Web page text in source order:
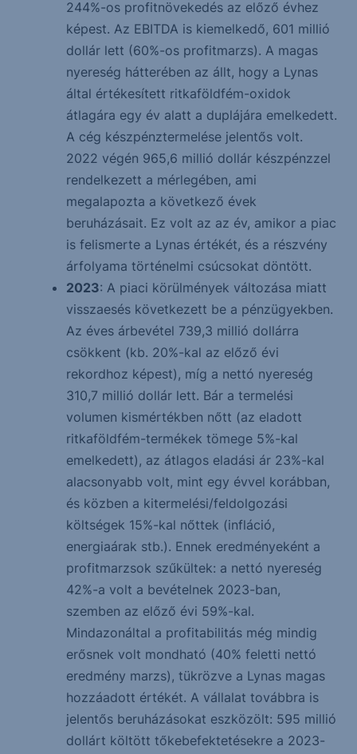
244%-os profitnövekedés az előző évhez
képest. Az EBITDA is kiemelkedő, 601 millió
dollár lett (60%-os profitmarzs). A magas
nyereség hátterében az állt, hogy a Lynas
által értékesített ritkaföldfém-oxidok
átlagára egy év alatt a duplájára emelkedett.
A cég készpénztermelése jelentős volt.
2022 végén 965,6 millió dollár készpénzzel
rendelkezett a mérlegében, ami
megalapozta a következő évek
beruházásait. Ez volt az az év, amikor a piac
is felismerte a Lynas értékét, és a részvény
árfolyama történelmi csúcsokat döntött.
2023: A piaci körülmények változása miatt
visszaesés következett be a pénzügyekben.
Az éves árbevétel 739,3 millió dollárra
csökkent (kb. 20%-kal az előző évi
rekordhoz képest), míg a nettó nyereség
310,7 millió dollár lett. Bár a termelési
volumen kismértékben nőtt (az eladott
ritkaföldfém-termékek tömege 5%-kal
emelkedett), az átlagos eladási ár 23%-kal
alacsonyabb volt, mint egy évvel korábban,
és közben a kitermelési/feldolgozási
költségek 15%-kal nőttek (infláció,
energiaárak stb.). Ennek eredményeként a
profitmarzsok szűkültek: a nettó nyereség
42%-a volt a bevételnek 2023-ban,
szemben az előző évi 59%-kal.
Mindazonáltal a profitabilitás még mindig
erősnek volt mondható (40% feletti nettó
eredmény marzs), tükrözve a Lynas magas
hozzáadott értékét. A vállalat továbbra is
jelentős beruházásokat eszközölt: 595 millió
dollárt költött tőkebefektetésekre a 2023-